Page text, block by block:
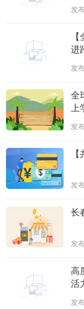
发
进
发
全
发
发
长
发
高
活
发